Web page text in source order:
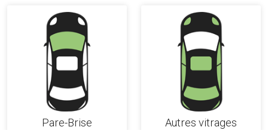
Pare-Brise Autres vitrages